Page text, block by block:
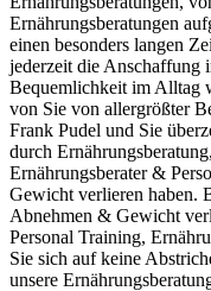
Ernährungsberatungen
einen besonders langen
jederzeit die Anschaffung
Bequemlichkeit im Alltag
von Sie von allergrößter
Frank Pudel und Sie
durch
Ernährungsberater &
Gewicht verlieren haben.
Abnehmen & Gewicht
Personal Training,
Sie sich auf keine
unsere